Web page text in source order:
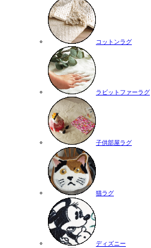
コットンラグ
ラビットファーラグ
子供部屋ラグ
猫ラグ
ディズニー